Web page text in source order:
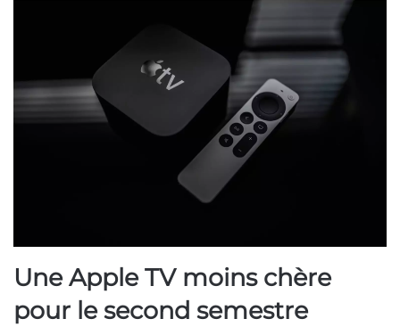
Une Apple TV moins chère
pour le second semestre